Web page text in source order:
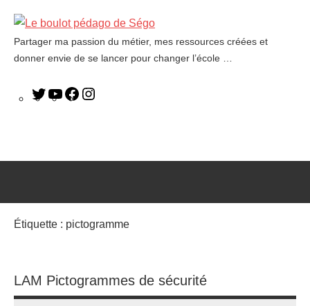
Le
boulot
Partager ma passion du métier, mes ressources créées et
donner envie de se lancer pour changer l’école …
Étiquette : pictogramme
LAM Pictogrammes de sécurité